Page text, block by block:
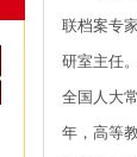
联档案专
研室主任
全国人大
年，高等